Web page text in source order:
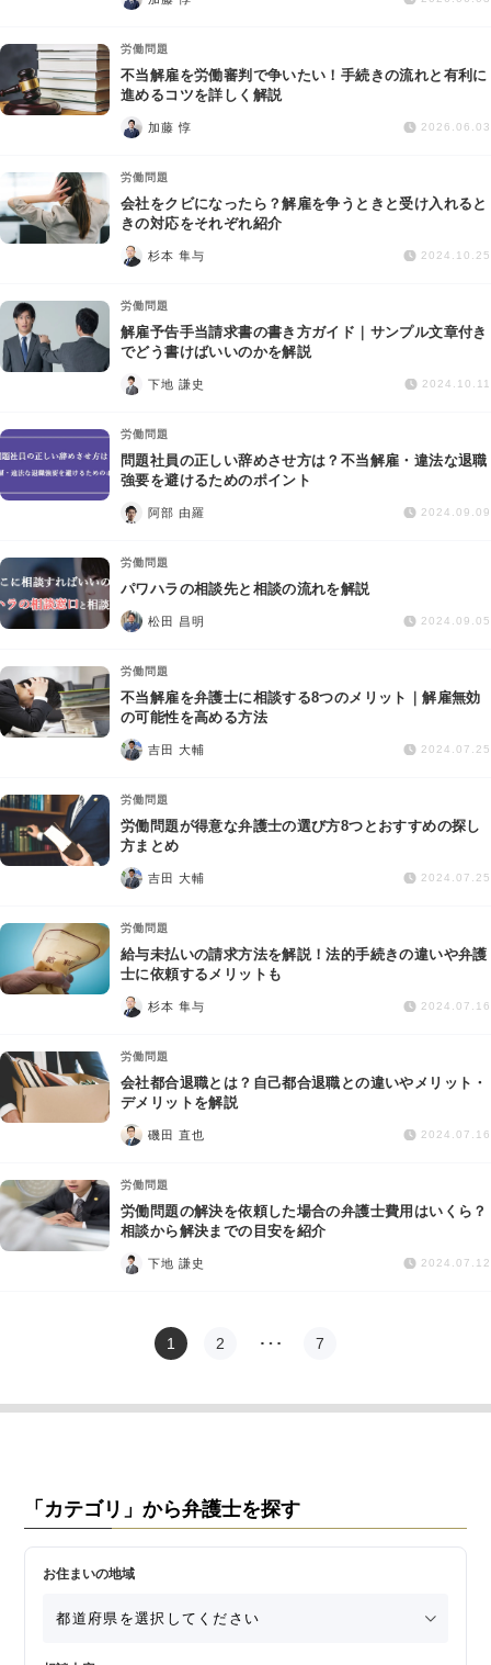
企業法務
労働問題
不当解雇を労働審判で争いたい！手続きの流れと有利に
進めるコツを詳しく解説
加藤 惇 2026.06.03
労働問題
会社をクビになったら？解雇を争うときと受け入れると
きの対応をそれぞれ紹介
杉本 隼与 2024.10.25
労働問題
解雇予告手当請求書の書き方ガイド｜サンプル文章付き
でどう書けばいいのかを解説
下地 謙史 2024.10.11
労働問題
問題社員の正しい辞めさせ方は？不当解雇・違法な退職
強要を避けるためのポイント
阿部 由羅 2024.09.09
労働問題
パワハラの相談先と相談の流れを解説
松田 昌明 2024.09.05
労働問題
不当解雇を弁護士に相談する8つのメリット｜解雇無効
の可能性を高める方法
吉田 大輔 2024.07.25
労働問題
労働問題が得意な弁護士の選び方8つとおすすめの探し
方まとめ
吉田 大輔 2024.07.25
労働問題
給与未払いの請求方法を解説！法的手続きの違いや弁護
士に依頼するメリットも
杉本 隼与 2024.07.16
労働問題
会社都合退職とは？自己都合退職との違いやメリット・
デメリットを解説
磯田 直也 2024.07.16
労働問題
労働問題の解決を依頼した場合の弁護士費用はいくら？
相談から解決までの目安を紹介
下地 謙史 2024.07.12
1 2 … 7
「カテゴリ」から弁護士を探す
お住まいの地域